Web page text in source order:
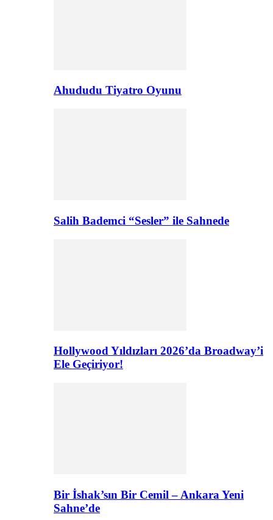
Ahududu Tiyatro Oyunu
Salih Bademci “Sesler” ile Sahnede
Hollywood Yıldızları 2026’da Broadway’i
Ele Geçiriyor!
Bir İshak’sın Bir Cemil – Ankara Yeni
Sahne’de